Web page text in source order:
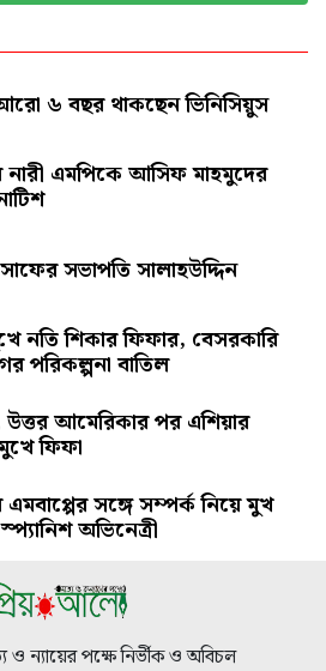
প্রাণ গেল ৬
৬ বছর থাকছেন ভিনিসিয়ুস
নারী এমপিকে আসিফ মাহমুদের
সভাপতি সালাহউদ্দিন
নতি শিকার ফিফার, বেসরকারি
পরিকল্পনা বাতিল
আমেরিকার পর এশিয়ার
ফিফা
সঙ্গে সম্পর্ক নিয়ে মুখ
অভিনেত্রী
ন্যায়ের পক্ষে নির্ভীক ও অবিচল